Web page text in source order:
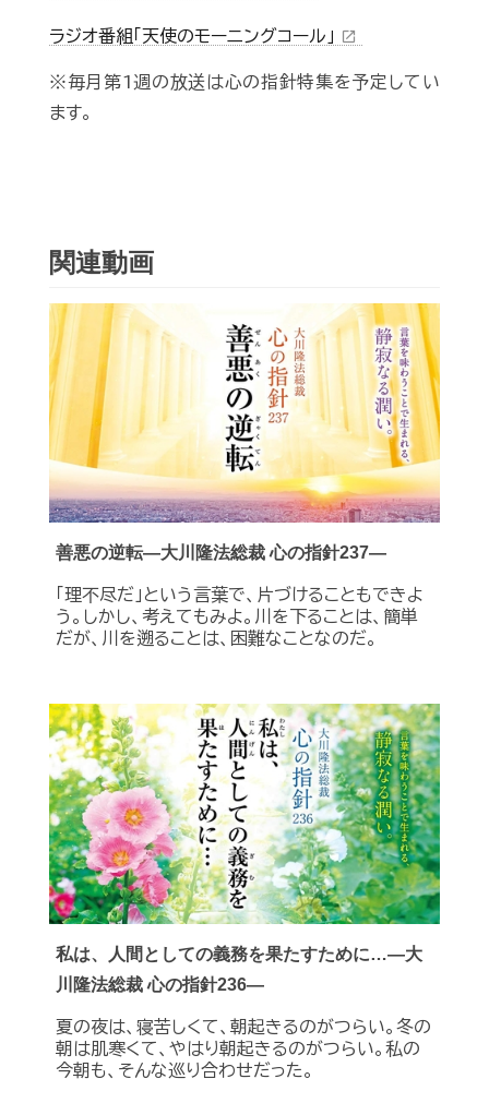
ラジオ番組「天使のモーニングコール」 open_in_new
※毎月第1週の放送は心の指針特集を予定してい
ます。
関連動画
善悪の逆転―大川隆法総裁 心の指針237―
「理不尽だ」という言葉で、片づけることもできよ
う。しかし、考えてもみよ。川を下ることは、簡単
だが、川を遡ることは、困難なことなのだ。
私は、人間としての義務を果たすために…―大
川隆法総裁 心の指針236―
夏の夜は、寝苦しくて、朝起きるのがつらい。冬の
朝は肌寒くて、やはり朝起きるのがつらい。私の
今朝も、そんな巡り合わせだった。